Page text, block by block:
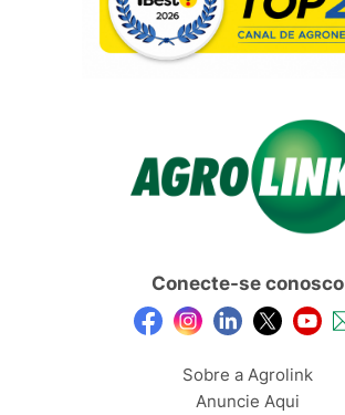
Conecte-se conosco
Sobre a Agrolink
Anuncie Aqui